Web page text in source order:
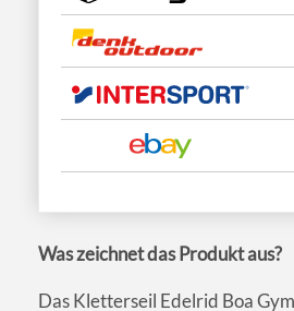
Was zeichnet das Produkt aus?
Das Kletterseil Edelrid Boa